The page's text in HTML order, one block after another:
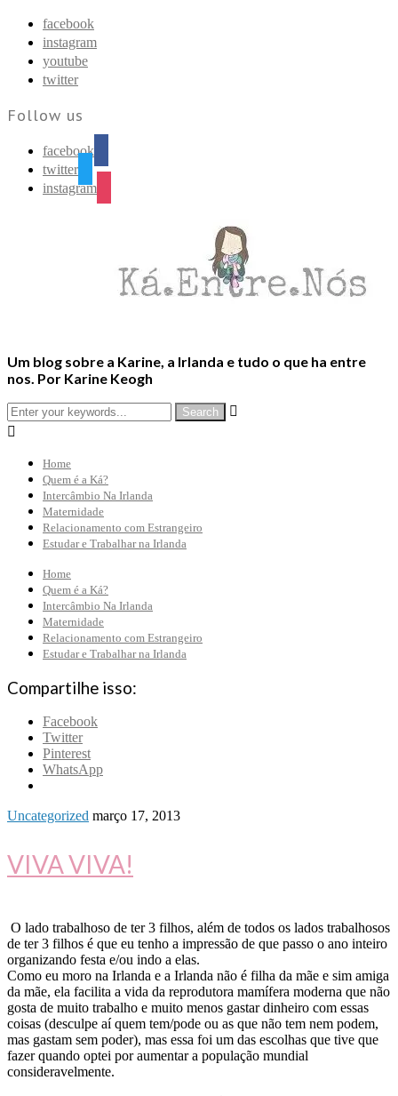
facebook
instagram
youtube
twitter
Follow us
facebook
twitter
instagram
Um blog sobre a Karine, a Irlanda e tudo o que ha entre
nos. Por Karine Keogh


Home
Quem é a Ká?
Intercâmbio Na Irlanda
Maternidade
Relacionamento com Estrangeiro
Estudar e Trabalhar na Irlanda
Home
Quem é a Ká?
Intercâmbio Na Irlanda
Maternidade
Relacionamento com Estrangeiro
Estudar e Trabalhar na Irlanda
Compartilhe isso:
Facebook
Twitter
Pinterest
WhatsApp
Uncategorized março 17, 2013
VIVA VIVA!
O lado trabalhoso de ter 3 filhos, além de todos os lados trabalhosos
de ter 3 filhos é que eu tenho a impressão de que passo o ano inteiro
organizando festa e/ou indo a elas.
Como eu moro na Irlanda e a Irlanda não é filha da mãe e sim amiga
da mãe, ela facilita a vida da reprodutora mamífera moderna que não
gosta de muito trabalho e muito menos gastar dinheiro com essas
coisas (desculpe aí quem tem/pode ou as que não tem nem podem,
mas gastam sem poder), mas essa foi um das escolhas que tive que
fazer quando optei por aumentar a população mundial
consideravelmente.